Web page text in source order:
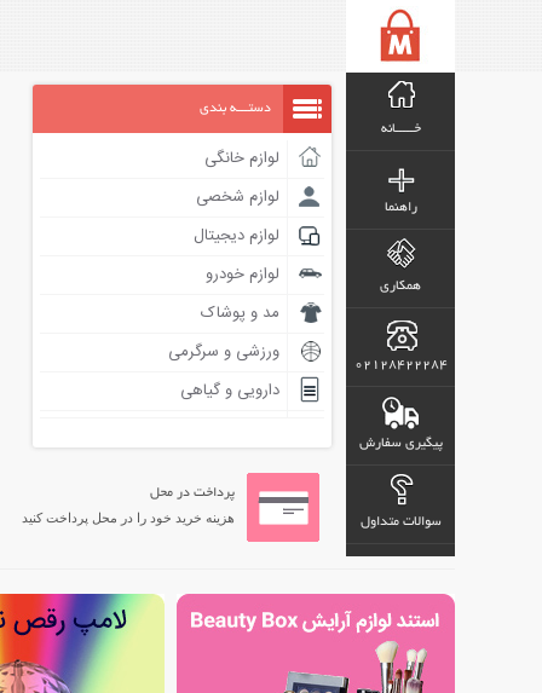
خـــــانه
راهنما
همکاری
02128422284
پیگیری سفارش
سوالات متداول
دستـــه بندی
لوازم خانگی
لوازم شخصی
لوازم دیجیتال
لوازم خودرو
مد و پوشاک
ورزشی و سرگرمی
دارویی و گیاهی
پرداخت در محل
هزینه خرید خود را در محل پرداخت کنید